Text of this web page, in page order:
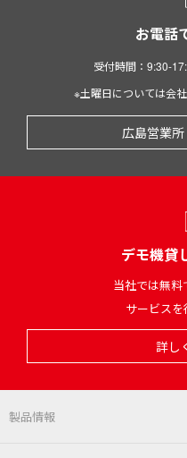
お電話
受付時間：9:30-
※土曜日については会
広島営業
デモ機貸
当社では無料
サービスを
詳し
製品情報